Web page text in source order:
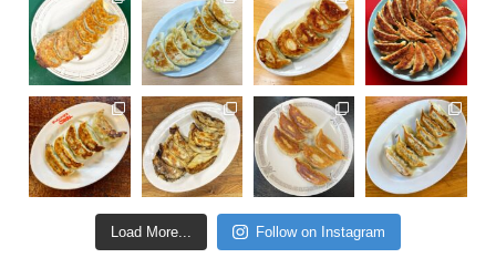
Load More... Follow on Instagram